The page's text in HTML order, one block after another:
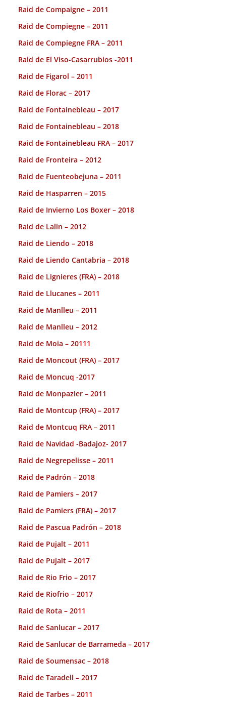
Raid de Compaigne – 2011
Raid de Compiegne – 2011
Raid de Compiegne FRA – 2011
Raid de El Viso-Casarrubios -2011
Raid de Figarol – 2011
Raid de Florac – 2017
Raid de Fontainebleau – 2017
Raid de Fontainebleau – 2018
Raid de Fontainebleau FRA – 2017
Raid de Fronteira – 2012
Raid de Fuenteobejuna – 2011
Raid de Hasparren – 2015
Raid de Invierno Los Boxer – 2018
Raid de Lalin – 2012
Raid de Liendo – 2018
Raid de Liendo Cantabria – 2018
Raid de Lignieres (FRA) – 2018
Raid de Llucanes – 2011
Raid de Manlleu – 2011
Raid de Manlleu – 2012
Raid de Moia – 20111
Raid de Moncout (FRA) – 2017
Raid de Moncuq -2017
Raid de Monpazier – 2011
Raid de Montcup (FRA) – 2017
Raid de Montcuq FRA – 2011
Raid de Navidad -Badajoz- 2017
Raid de Negrepelisse – 2011
Raid de Padrón – 2018
Raid de Pamiers – 2017
Raid de Pamiers (FRA) – 2017
Raid de Pascua Padrón – 2018
Raid de Pujalt – 2011
Raid de Pujalt – 2017
Raid de Rio Frio – 2017
Raid de Riofrio – 2017
Raid de Rota – 2011
Raid de Sanlucar – 2017
Raid de Sanlucar de Barrameda – 2017
Raid de Soumensac – 2018
Raid de Taradell – 2017
Raid de Tarbes – 2011